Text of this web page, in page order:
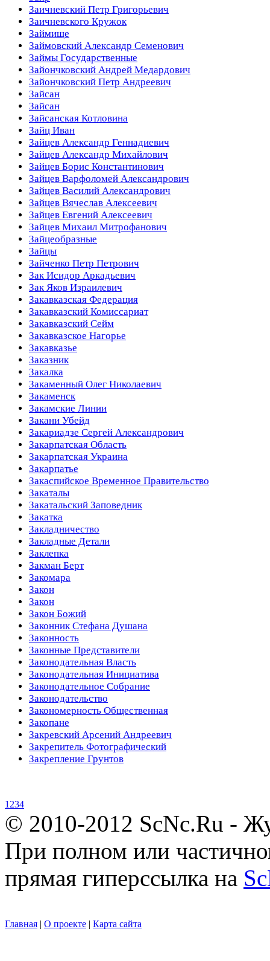
Заичневский Петр Григорьевич
Заичневского Кружок
Займище
Займовский Александр Семенович
Займы Государственные
Зайончковский Андрей Медардович
Зайончковский Петр Андреевич
Зайсан
Зайсан
Зайсанская Котловина
Зайц Иван
Зайцев Александр Геннадиевич
Зайцев Александр Михайлович
Зайцев Борис Константинович
Зайцев Варфоломей Александрович
Зайцев Василий Александрович
Зайцев Вячеслав Алексеевич
Зайцев Евгений Алексеевич
Зайцев Михаил Митрофанович
Зайцеобразные
Зайцы
Зайченко Петр Петрович
Зак Исидор Аркадьевич
Зак Яков Израилевич
Закавказская Федерация
Закавказский Комиссариат
Закавказский Сейм
Закавказское Нагорье
Закавказье
Заказник
Закалка
Закаменный Олег Николаевич
Закаменск
Закамские Линии
Закани Убейд
Закариадзе Сергей Александрович
Закарпатская Область
Закарпатская Украина
Закарпатье
Закаспийское Временное Правительство
Закаталы
Закатальский Заповедник
Закатка
Закладничество
Закладные Детали
Заклепка
Закман Берт
Закомара
Закон
Закон
Закон Божий
Законник Стефана Душана
Законность
Законные Представители
Законодательная Власть
Законодательная Инициатива
Законодательное Собрание
Законодательство
Закономерность Общественная
Закопане
Закревский Арсений Андреевич
Закрепитель Фотографический
Закрепление Грунтов
1 234
© 2010-2012 ScNc.Ru -
При полном или
прямая гиперссылка на
Главная | О проекте | Карта сайта